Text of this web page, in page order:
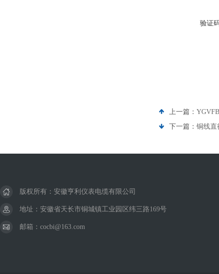
验证
上一篇：
下一篇： 铜线直
版权所有：安徽亨利仪表电缆有限公司
地址：安徽省天长市铜城镇工业园区纬三路169号
邮箱：cocbi@163.com